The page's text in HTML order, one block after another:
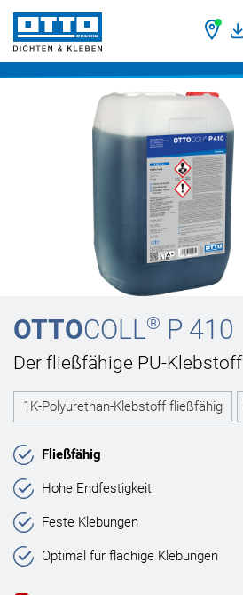
OTTOCOLL® P 410
Der fließfähige PU-Klebstoff
1K-Polyurethan-Klebstoff fließfähig
Fließfähig
Hohe Endfestigkeit
Feste Klebungen
Optimal für flächige Klebungen